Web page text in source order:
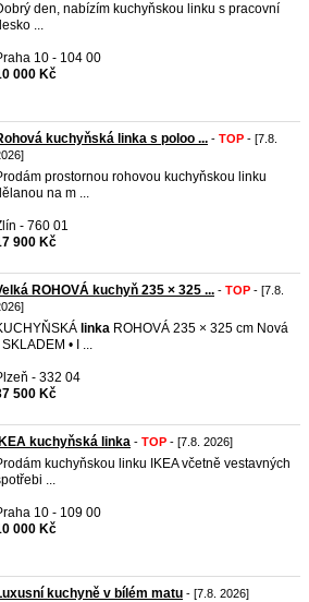
den, nabízím kuchyňskou linku s pracovní
...
10 - 104 00
000 Kč
kuchyňská linka s poloo ... - TOP - [7.8.
prostornou rohovou kuchyňskou linku
na m ...
- 760 01
900 Kč
ROHOVÁ kuchyň 235 × 325 ... - TOP - [7.8.
linka ROHOVÁ 235 × 325 cm Nová
SKLADEM • I ...
- 332 04
500 Kč
IKEA kuchyňská linka - TOP - [7.8. 2026]
kuchyňskou linku IKEA včetně vestavných
...
10 - 109 00
000 Kč
kuchyně v bílém matu - [7.8. 2026]